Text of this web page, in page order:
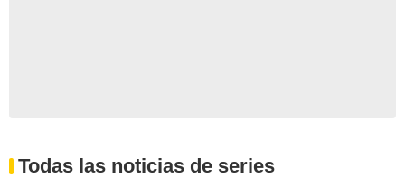
Todas las noticias de series